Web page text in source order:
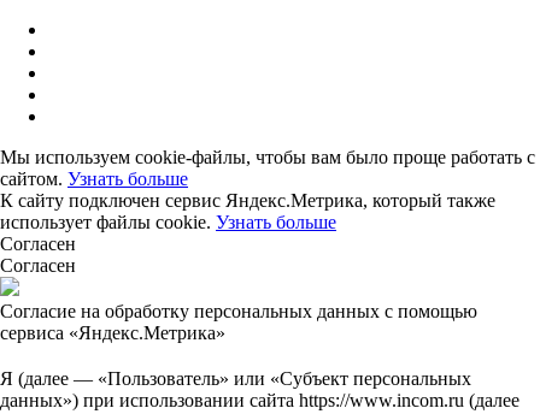
Мы используем cookie-файлы, чтобы вам было проще работать с
сайтом. Узнать больше
К сайту подключен сервис Яндекс.Метрика, который также
использует файлы cookie. Узнать больше
Согласен
Согласен
Согласие на обработку персональных данных с помощью
сервиса «Яндекс.Метрика»
Я (далее — «Пользователь» или «Субъект персональных
данных») при использовании сайта https://www.incom.ru (далее